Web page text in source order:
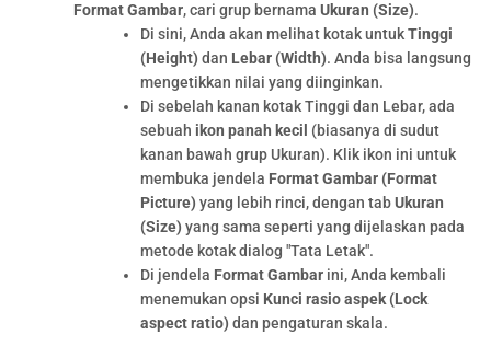
Format Gambar, cari grup bernamaUkuran (Size).
Di sini, Anda akan melihat kotak untukTinggi
(Height) dan Lebar (Width). Anda bisa langsung
mengetikkan nilai yang diinginkan.
Di sebelah kanan kotak Tinggi dan Lebar, ada
sebuah ikon panah kecil (biasanya di sudut
kanan bawah grup Ukuran). Klik ikon ini untuk
membuka jendela Format Gambar (Format
Picture) yang lebih rinci, dengan tabUkuran
(Size) yang sama seperti yang dijelaskan pada
metode kotak dialog "Tata Letak".
Di jendela Format Gambar ini, Anda kembali
menemukan opsi Kunci rasio aspek (Lock
aspect ratio) dan pengaturan skala.